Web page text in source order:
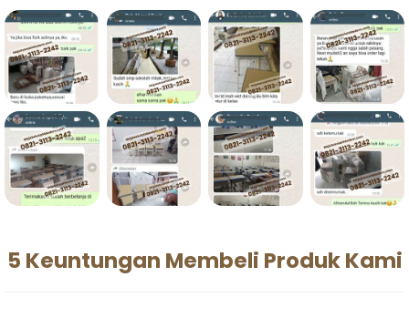
5 Keuntungan Membeli Produk Kami